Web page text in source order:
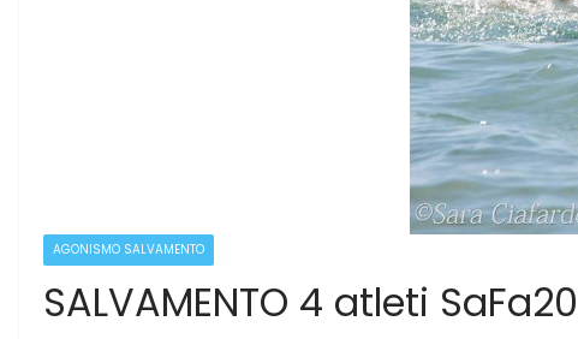
AGONISMO SALVAMENTO
SALVAMENTO 4 atleti